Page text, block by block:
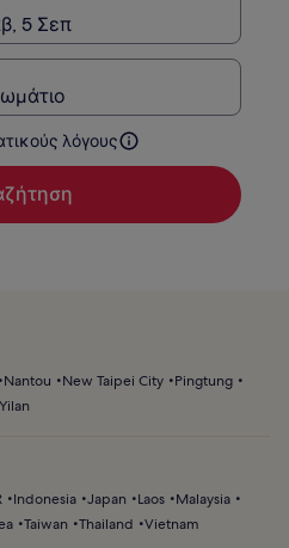
5 Σεπ
λόγους
Nantou New Taipei City
Pingtung
Yilan
Indonesia Japan Laos
Malaysia
Taiwan Thailand Vietnam